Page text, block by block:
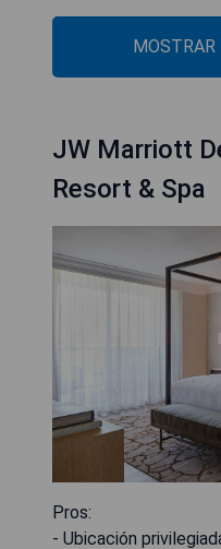
JW Marriott
Resort & Spa
Pros:
- Ubicación